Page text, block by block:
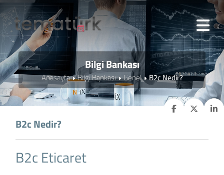
Bilgi Bankası
Anasayfa Bilgi Bankası Genel B2c Nedir?
B2c Nedir?
B2c Eticaret